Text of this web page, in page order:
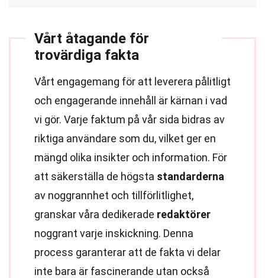
Vårt åtagande för
trovärdiga fakta
Vårt engagemang för att leverera pålitligt
och engagerande innehåll är kärnan i vad
vi gör. Varje faktum på vår sida bidras av
riktiga användare som du, vilket ger en
mängd olika insikter och information. För
att säkerställa de högsta standarderna
av noggrannhet och tillförlitlighet,
granskar våra dedikerade redaktörer
noggrant varje inskickning. Denna
process garanterar att de fakta vi delar
inte bara är fascinerande utan också